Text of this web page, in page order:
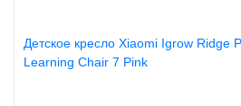
Детское кресло Xiaomi Igrow Ridge
Learning Chair 7 Pink